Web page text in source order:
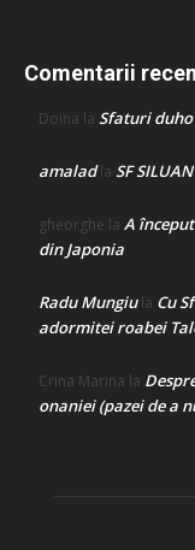
Comentarii
Doina la Sfaturi
amaladla SF
gheorghe la A
din Japonia
Radu Mungiula Cu
adormitei roabei
Crina Marina la
onaniei (pazei de a